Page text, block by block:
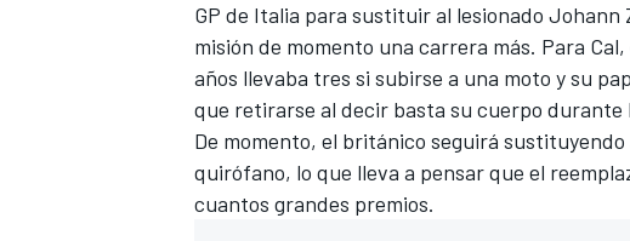
GP de Italia para sustituir al lesionado Johann
misión de momento una carrera más. Para
años llevaba tres si subirse a una moto y su
que retirarse al decir basta su cuerpo durante
De momento, el británico seguirá
quirófano, lo que lleva a pensar que el
cuantos grandes premios.